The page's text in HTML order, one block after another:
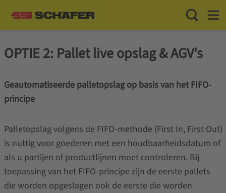
Toggle
OPTIE 2: Pallet live opslag & AGV's
Geautomatiseerde palletopslag op basis van het FIFO-
principe
Palletopslag volgens de FIFO-methode (First In, First Out)
is nuttig voor goederen met een houdbaarheidsdatum of
als u partijen of productlijnen moet controleren. Bij
toepassing van het FIFO-principe zijn de eerste pallets
die worden opgeslagen ook de eerste die worden